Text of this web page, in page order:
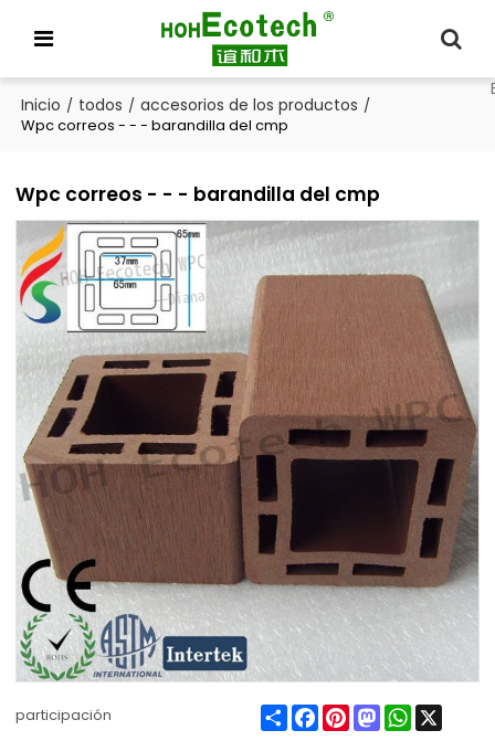
Inicio / todos / accesorios de los productos /
Wpc correos - - - barandilla del cmp
Wpc correos - - - barandilla del cmp
participación ShareFacebook
PinterestMastodonWhatsApp
X